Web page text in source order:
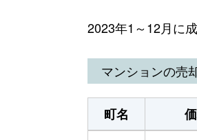
2023年1～12月に
マンションの売
町名